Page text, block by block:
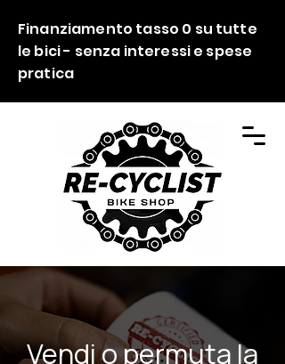
Finanziamento tasso 0 su tutte
le bici - senza interessi e spese
pratica
Vendi o permuta la